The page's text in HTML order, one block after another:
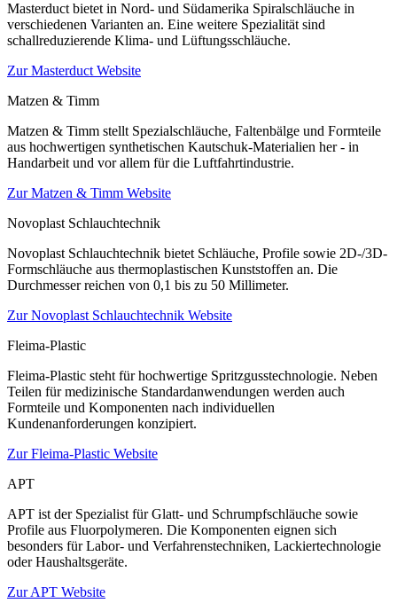
Masterduct bietet in Nord- und Südamerika Spiralschläuche in
verschiedenen Varianten an. Eine weitere Spezialität sind
schallreduzierende Klima- und Lüftungsschläuche.
Zur Masterduct Website
Matzen & Timm
Matzen & Timm stellt Spezialschläuche, Faltenbälge und Formteile
aus hochwertigen synthetischen Kautschuk-Materialien her - in
Handarbeit und vor allem für die Luftfahrtindustrie.
Zur Matzen & Timm Website
Novoplast Schlauchtechnik
Novoplast Schlauchtechnik bietet Schläuche, Profile sowie 2D-/3D-
Formschläuche aus thermoplastischen Kunststoffen an. Die
Durchmesser reichen von 0,1 bis zu 50 Millimeter.
Zur Novoplast Schlauchtechnik Website
Fleima-Plastic
Fleima-Plastic steht für hochwertige Spritzgusstechnologie. Neben
Teilen für medizinische Standardanwendungen werden auch
Formteile und Komponenten nach individuellen
Kundenanforderungen konzipiert.
Zur Fleima-Plastic Website
APT
APT ist der Spezialist für Glatt- und Schrumpfschläuche sowie
Profile aus Fluorpolymeren. Die Komponenten eignen sich
besonders für Labor- und Verfahrenstechniken, Lackiertechnologie
oder Haushaltsgeräte.
Zur APT Website